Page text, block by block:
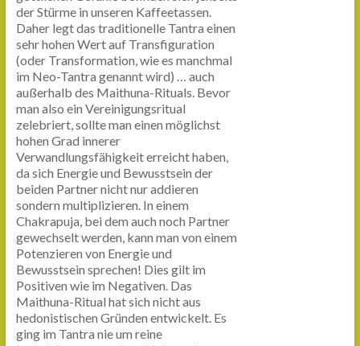
der Stürme in unseren Kaffeetassen.
Daher legt das traditionelle Tantra einen
sehr hohen Wert auf Transfiguration
(oder Transformation, wie es manchmal
im Neo-Tantra genannt wird) … auch
außerhalb des Maithuna-Rituals. Bevor
man also ein Vereinigungsritual
zelebriert, sollte man einen möglichst
hohen Grad innerer
Verwandlungsfähigkeit erreicht haben,
da sich Energie und Bewusstsein der
beiden Partner nicht nur addieren
sondern multiplizieren. In einem
Chakrapuja, bei dem auch noch Partner
gewechselt werden, kann man von einem
Potenzieren von Energie und
Bewusstsein sprechen! Dies gilt im
Positiven wie im Negativen. Das
Maithuna-Ritual hat sich nicht aus
hedonistischen Gründen entwickelt. Es
ging im Tantra nie um reine